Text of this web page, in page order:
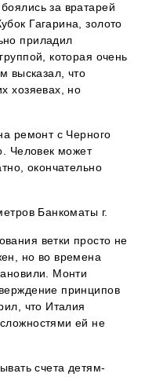
за вратарей
Гагарина, золото
приладил
которая очень
высказал, что
хозяевах, но
ремонт с Черного
Человек может
окончательно
Банкоматы г.
ветки просто не
но во времена
Монти
принципов
что Италия
ей не
счета детям-